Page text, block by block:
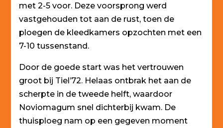
met 2-5 voor. Deze voorsprong werd
vastgehouden tot aan de rust, toen de
ploegen de kleedkamers opzochten met een
7-10 tussenstand.
Door de goede start was het vertrouwen
groot bij Tiel’72. Helaas ontbrak het aan de
scherpte in de tweede helft, waardoor
Noviomagum snel dichterbij kwam. De
thuisploeg nam op een gegeven moment